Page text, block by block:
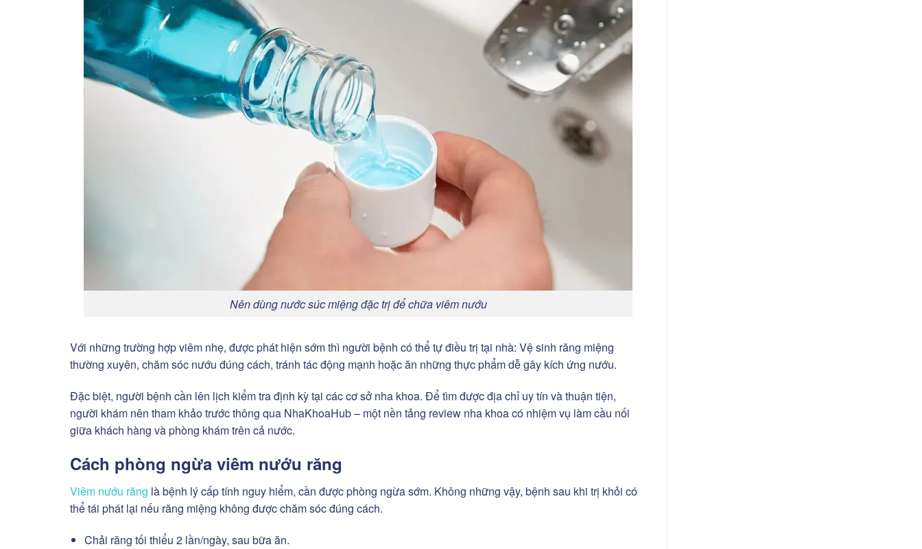
Nên dùng nước súc miệng đặc trị để chữa viêm nướu
Với những trường hợp viêm nhẹ, được phát hiện sớm thì người bệnh có thể tự điều trị tại nhà: Vệ sinh răng miệng
thường xuyên, chăm sóc nướu đúng cách, tránh tác động mạnh hoặc ăn những thực phẩm dễ gây kích ứng nướu.
Đặc biệt, người bệnh cần lên lịch kiểm tra định kỳ tại các cơ sở nha khoa. Để tìm được địa chỉ uy tín và thuận tiện,
người khám nên tham khảo trước thông qua NhaKhoaHub – một nền tảng review nha khoa có nhiệm vụ làm cầu nối
giữa khách hàng và phòng khám trên cả nước.
Cách phòng ngừa viêm nướu răng
Viêm nướu răng là bệnh lý cấp tính nguy hiểm, cần được phòng ngừa sớm. Không những vậy, bệnh sau khi trị khỏi có
thể tái phát lại nếu răng miệng không được chăm sóc đúng cách.
Chải răng tối thiểu 2 lần/ngày, sau bữa ăn.